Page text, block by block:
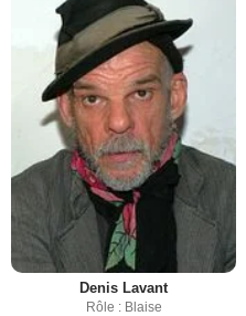
Denis Lavant
Rôle : Blaise